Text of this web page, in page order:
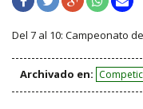
Del 7 al 10: Campeonato
Archivado en: